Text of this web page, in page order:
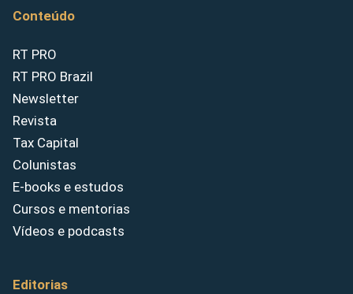
Conteúdo
RT PRO
RT PRO Brazil
Newsletter
Revista
Tax Capital
Colunistas
E-books e estudos
Cursos e mentorias
Vídeos e podcasts
Editorias